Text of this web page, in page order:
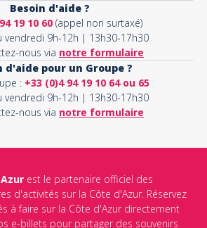
Besoin d'aide ?
19 10 60 (appel non surtaxé)
vendredi 9h-12h | 13h30-17h30
nous via notre formulaire
d'aide pour un Groupe ?
: +33 (0)4 94 19 10 64 ou 65
vendredi 9h-12h | 13h30-17h30
nous via notre formulaire
est le partenaire officiel des
d'activités sur la Côte d'Azur. Réservez
à faire sur la Côte d'Azur directement
e-billets pour partager des souvenirs